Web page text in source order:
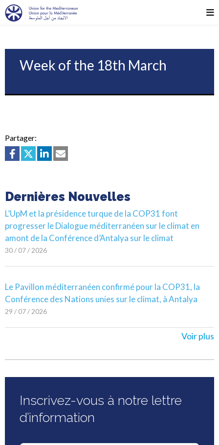
Week of the 18th March
Partager:
Dernières Nouvelles
L’UpM et la présidence turque de la COP31 font
progresser le Dialogue méditerranéen sur le climat en
amont de la Conférence d’Antalya sur le climat
30 / 07 / 2026
Le Pavillon méditerranéen confirmé pour la COP31, la
Conférence des Nations unies sur le climat, à Antalya
29 / 07 / 2026
Voir plus
Inscrivez-vous à notre lettre
d’information